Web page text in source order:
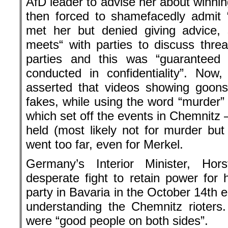
then forced to shamefacedly admit
met her but denied giving advice,
meets“ with parties to discuss
parties and this was
conducted in confidentiality”.
asserted that videos showing
fakes, while using the word
which set off the events in Chemnitz
held (most likely not for murder but
went too far, even for Merkel.
Germany’s Interior Minister,
desperate fight to retain power for
party in Bavaria in the October 14th
understanding the Chemnitz
were “good people on both sides”.